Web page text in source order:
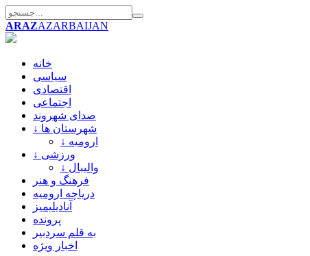
ARAZAZARBAIJAN
خانه
سیاسی
اقتصادی
اجتماعی
صدای شهروند
↓ شهرستان ها
↓ ارومیه
↓ ورزشی
↓ والیبال
فرهنگ و هنر
دریاچه ارومیه
آنادیلیمیز
پرونده
به قلم سردبیر
اخبار ویژه